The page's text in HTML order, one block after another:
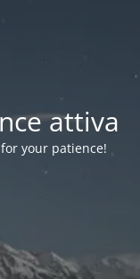
attiva
your patience!